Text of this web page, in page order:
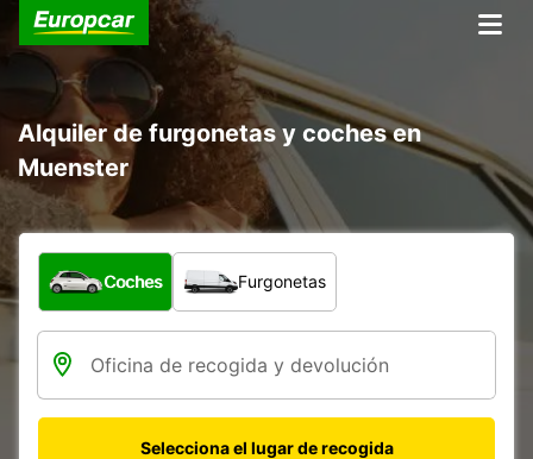
Alquiler de furgonetas y coches en
Muenster
¿Qué tipo de vehículo?
Coches Furgonetas
Selecciona el lugar de recogida